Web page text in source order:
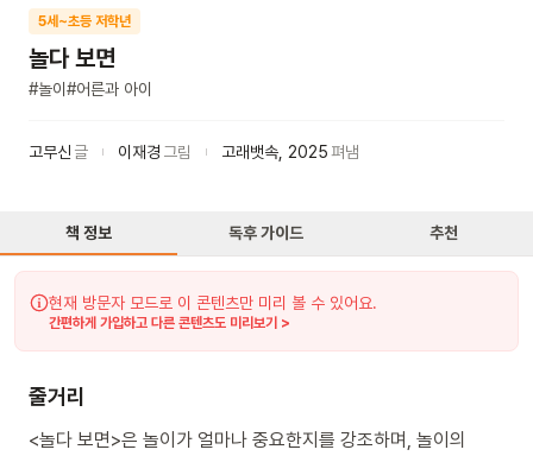
5세~초등 저학년
놀다 보면
#놀이 #어른과 아이
고무신 글 이재경 그림 고래뱃속 2025펴냄
책 정보 독후 가이드 추천
현재 방문자 모드로 이 콘텐츠만 미리 볼 수 있어요.
간편하게 가입하고 다른 콘텐츠도 미리보기 >
줄거리
<놀다 보면>은 놀이가 얼마나 중요한지를 강조하며, 놀이의